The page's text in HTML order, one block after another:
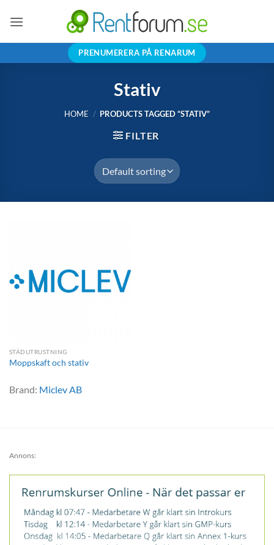
PRENUMERERA PÅ RENARUM
Stativ
HOME / PRODUCTS TAGGED “STATIV”
FILTER
STÄDUTRUSTNING
Moppskaft och stativ
Brand: Miclev AB
Annons: